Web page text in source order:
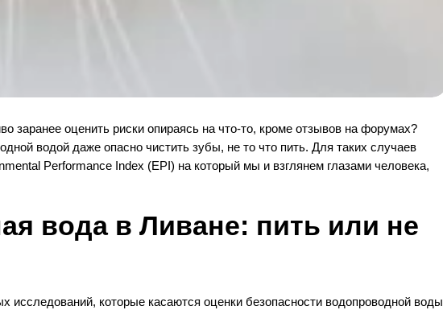
заранее оценить риски опираясь на что-то, кроме отзывов на форумах?
водой даже опасно чистить зубы, не то что пить. Для таких случаев
Performance Index (EPI) на который мы и взглянем глазами человека,
вода в Ливане: пить или не
исследований, которые касаются оценки безопасности водопроводной воды